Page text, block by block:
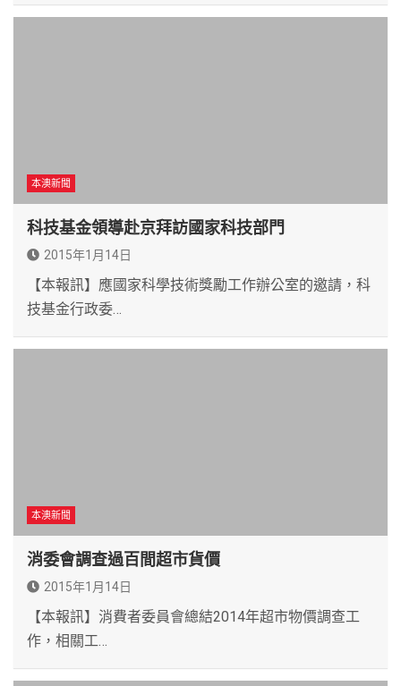
本澳新聞
科技基金領導赴京拜訪國家科技部門
2015年1月14日
【本報訊】應國家科學技術獎勵工作辦公室的邀請，科
技基金行政委…
本澳新聞
消委會調查過百間超市貨價
2015年1月14日
【本報訊】消費者委員會總結2014年超市物價調查工
作，相關工…